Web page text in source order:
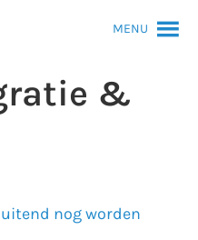
MENU
&
nog worden